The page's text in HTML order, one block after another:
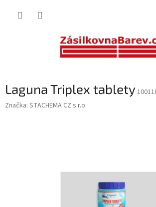
Laguna Triplex tablety
Značka: STACHEMA CZ s.r.o.